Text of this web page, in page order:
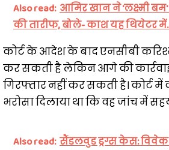
Also read: आमिर खान ने 'लक्ष्मी
की तारीफ, बोले- काश यह थियेटर
कोर्ट के आदेश के बाद एनसीबी
कर सकती है लेकिन आगे की
गिरफ्तार नहीं कर सकती है। कोर्ट में
भरोसा दिलाया था कि वह जांच में
Also read: सैंडलवुड ड्रग्स केस: